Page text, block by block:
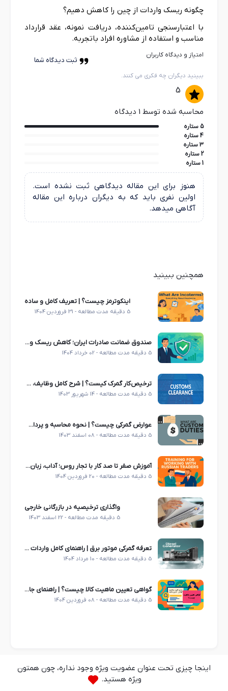
چگونه ریسک واردات از چین را کاهش دهیم؟
با اعتبارسنجی تامین‌کننده، دریافت نمونه، عقد قرارداد
مناسب و استفاده از مشاوره افراد باتجربه.
امتیاز و دیدگاه کاربران
ثبت دیدگاه شما
ببینید دیگران چه فکری می کنند.
5
محاسبه شده توسط 1 دیدگاه
5 ستاره
4 ستاره
3 ستاره
2 ستاره
1 ستاره
هنوز برای این مقاله دیدگاهی ثبت نشده است.
اولین نفری باید که به دیگران درباره این مقاله
آگاهی میدهد.
همچنین ببینید
اینکوترمز چیست؟ | تعریف کامل و ساده
5 دقیقه مدت مطالعه - 31 فروردین 1404
صندوق ضمانت صادرات ایران؛ کاهش ریسک و جهش فروش خارجی
5 دقیقه مدت مطالعه - 02 خرداد 1404
ترخیص‌کار گمرک کیست؟ | شرح کامل وظایف، مهارت‌ها و نکات کلیدی در ترخیص کالا
5 دقیقه مدت مطالعه - 14 شهریور 1403
عوارض گمرکی چیست؟ | نحوه محاسبه و پرداخت عوارض گمرکی در سال 1404 (راهنمای جامع)
5 دقیقه مدت مطالعه - 08 اسفند 1403
آموزش صفر تا صد کار با تجار روس؛ آداب، زبان و فرهنگ مذاکره
5 دقیقه مدت مطالعه - 20 فروردین 1404
واگذاری ترخیصیه در بازرگانی خارجی
5 دقیقه مدت مطالعه - 22 اسفند 1403
تعرفه گمرکی موتور برق | راهنمای کامل واردات موتور برق و ژنراتور برق از چین
5 دقیقه مدت مطالعه - 10 مرداد 1404
گواهی تعیین ماهیت کالا چیست؟ | راهنمای جامع صدور، کاربرد و اهمیت آن در صادرات و واردات
5 دقیقه مدت مطالعه - 08 فروردین 1404
اینجا چیزی تحت عنوان عضویت ویژه وجود نداره، چون همتون
ویژه هستید.